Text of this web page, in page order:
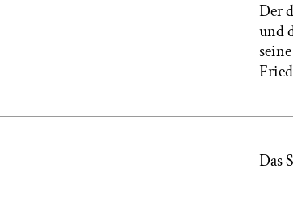
Der
und
Das